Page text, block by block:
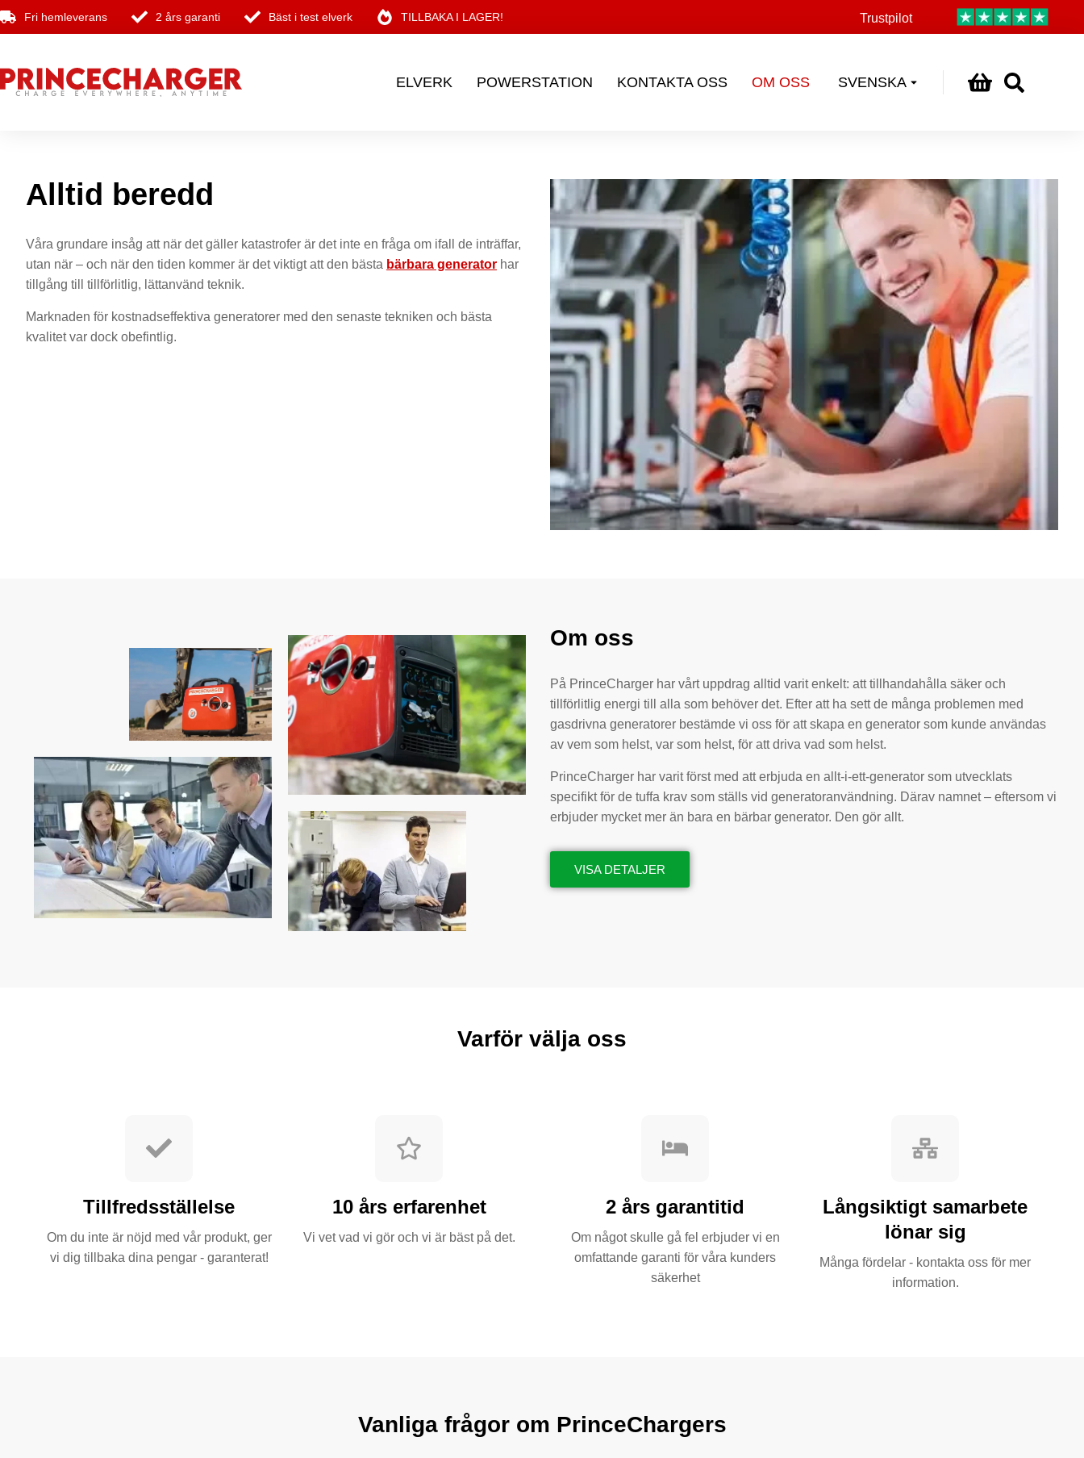
Fri hemleverans 2 års garanti Bäst i test elverk TILLBAKA I LAGER! Trustpilot
ELVERK POWERSTATION KONTAKTA OSS OM OSS SVENSKA
Alltid beredd
Våra grundare insåg att när det gäller katastrofer är det inte en fråga om ifall de inträffar,
utan när – och när den tiden kommer är det viktigt att den bästa bärbara generator har
tillgång till tillförlitlig, lättanvänd teknik.
Marknaden för kostnadseffektiva generatorer med den senaste tekniken och bästa
kvalitet var dock obefintlig.
Om oss
På PrinceCharger har vårt uppdrag alltid varit enkelt: att tillhandahålla säker och
tillförlitlig energi till alla som behöver det. Efter att ha sett de många problemen med
gasdrivna generatorer bestämde vi oss för att skapa en generator som kunde användas
av vem som helst, var som helst, för att driva vad som helst.
PrinceCharger har varit först med att erbjuda en allt-i-ett-generator som utvecklats
specifikt för de tuffa krav som ställs vid generatoranvändning. Därav namnet – eftersom vi
erbjuder mycket mer än bara en bärbar generator. Den gör allt.
VISA DETALJER
Varför välja oss
Tillfredsställelse
Om du inte är nöjd med vår produkt, ger
vi dig tillbaka dina pengar - garanterat!
10 års erfarenhet
Vi vet vad vi gör och vi är bäst på det.
2 års garantitid
Om något skulle gå fel erbjuder vi en
omfattande garanti för våra kunders
säkerhet
Långsiktigt samarbete
lönar sig
Många fördelar - kontakta oss för mer
information.
Vanliga frågor om PrinceChargers